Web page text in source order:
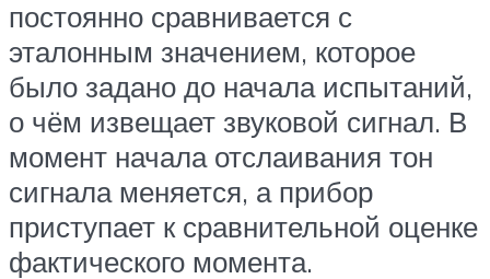
постоянно сравнивается с
эталонным значением, которое
было задано до начала испытаний,
о чём извещает звуковой сигнал. В
момент начала отслаивания тон
сигнала меняется, а прибор
приступает к сравнительной оценке
фактического момента.